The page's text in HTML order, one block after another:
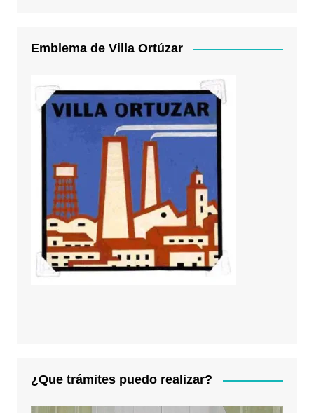
Emblema de Villa Ortúzar
¿Que trámites puedo realizar?